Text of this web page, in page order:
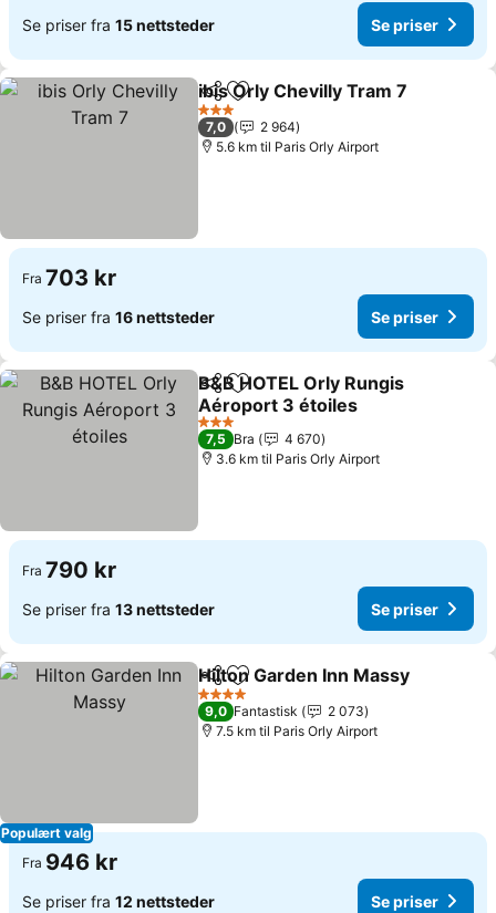
Se priser fra 15 nettsteder Se priser
Del Legg til i favoritter
ibis Orly Chevilly Tram 7
3 Stjerner
7,0
2 964
5.6 km til Paris Orly Airport
Fra 703 kr
Se priser fra 16 nettsteder Se priser
Del Legg til i favoritter
B&B HOTEL Orly Rungis
Aéroport 3 étoiles
Se priser
3 Stjerner
7,5 Bra
4 670
3.6 km til Paris Orly Airport
Fra 790 kr
Se priser fra 13 nettsteder Se priser
Populært valg
Del Legg til i favoritter
Hilton Garden Inn Massy
4 Stjerner
9,0 Fantastisk
2 073
7.5 km til Paris Orly Airport
Fra 946 kr
Se priser fra 12 nettsteder Se priser